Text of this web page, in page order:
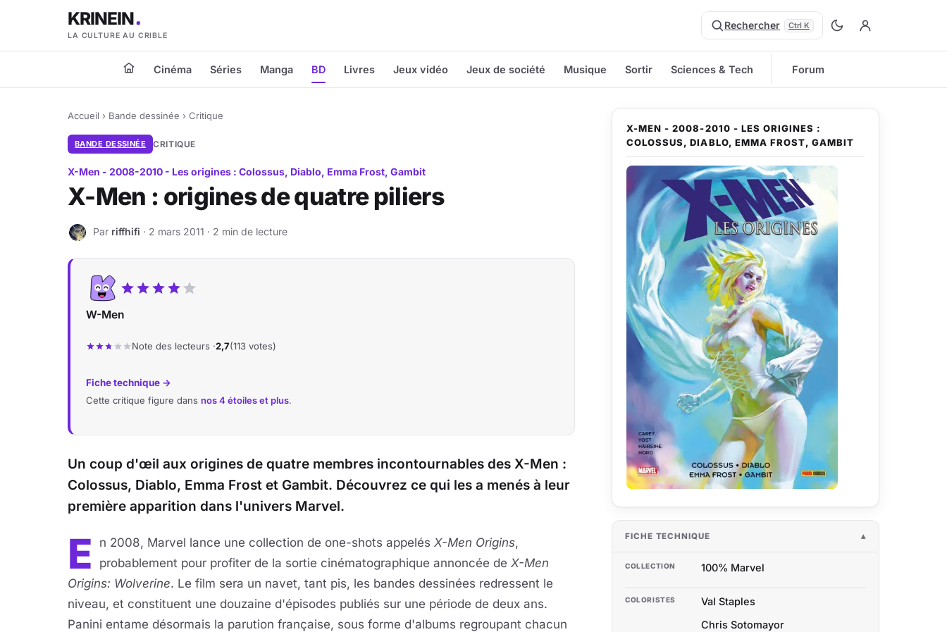
KRINEIN
LA CULTURE AU CRIBLE
Rechercher Ctrl K
Cinéma Séries Manga BD Livres Jeux vidéo Jeux de société Musique Sortir Sciences & Tech Forum
Accueil › Bande dessinée › Critique
BANDE DESSINÉE CRITIQUE
X-Men - 2008-2010 - Les origines : Colossus, Diablo, Emma Frost, Gambit
X-Men : origines de quatre piliers
R Par riffhifi · 2 mars 2011 · 2 min de lecture
W-Men
Note des lecteurs ·2,7(113 votes)
Fiche technique →
Cette critique figure dans nos 4 étoiles et plus.
Un coup d'œil aux origines de quatre membres incontournables des X-Men :
Colossus, Diablo, Emma Frost et Gambit. Découvrez ce qui les a menés à leur
première apparition dans l'univers Marvel.
E n 2008, Marvel lance une collection de one-shots appelés X-Men Origins,
probablement pour profiter de la sortie cinématographique annoncée de X-Men
Origins: Wolverine. Le film sera un navet, tant pis, les bandes dessinées redressent le
niveau, et constituent une douzaine d'épisodes publiés sur une période de deux ans.
Panini entame désormais la parution française, sous forme d'albums regroupant chacun
X-MEN - 2008-2010 - LES ORIGINES :
COLOSSUS, DIABLO, EMMA FROST, GAMBIT
FICHE TECHNIQUE
COLLECTION 100% Marvel
COLORISTES
Val Staples
Chris Sotomayor